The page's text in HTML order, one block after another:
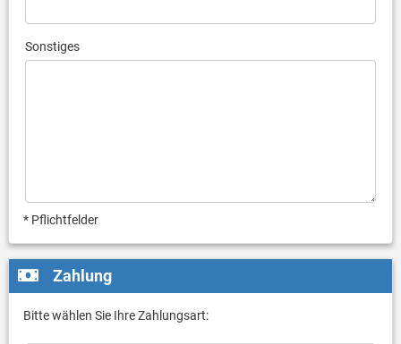
Sonstiges
* Pflichtfelder
Zahlung
Bitte wählen Sie Ihre Zahlungsart: